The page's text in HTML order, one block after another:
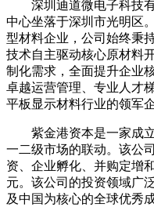
深圳迪道微电子科技有
中心坐落于深圳市光明区
型材料企业，公司始终秉
技术自主驱动核心原材料
制化需求，全面提升企业
卓越运营管理、专业人才
平板显示材料行业的领军企
紫金港资本是一家成立
一二级市场的联动。该公
资、企业孵化、并购定增
元。该公司的投资领域广
及中国为核心的全球优秀